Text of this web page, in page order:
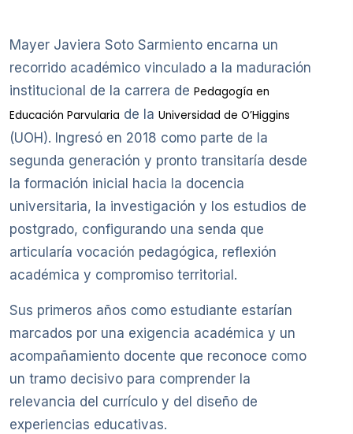
Mayer Javiera Soto Sarmiento encarna un
recorrido académico vinculado a la maduración
institucional de la carrera de Pedagogía en
Educación Parvularia de la Universidad de O’Higgins
(UOH). Ingresó en 2018 como parte de la
segunda generación y pronto transitaría desde
la formación inicial hacia la docencia
universitaria, la investigación y los estudios de
postgrado, configurando una senda que
articularía vocación pedagógica, reflexión
académica y compromiso territorial.
Sus primeros años como estudiante estarían
marcados por una exigencia académica y un
acompañamiento docente que reconoce como
un tramo decisivo para comprender la
relevancia del currículo y del diseño de
experiencias educativas.